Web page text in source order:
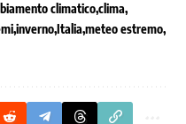
climaticoclima
inverno Italiameteo estremo